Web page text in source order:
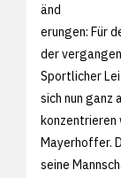
änd
erungen: Für
der
Sportlicher
sich nun ganz
konzentrieren
Mayerhoffer.
seine